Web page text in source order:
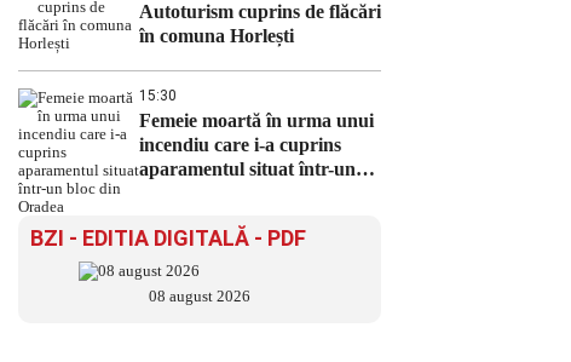
Autoturism cuprins de flăcări
în comuna Horlești
15:30
Femeie moartă în urma unui
incendiu care i-a cuprins
aparamentul situat într-un
BZI - EDITIA DIGITALĂ - PDF
08 august 2026